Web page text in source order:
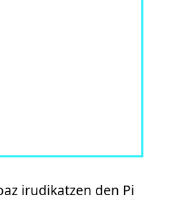
irudikatzen den Pi